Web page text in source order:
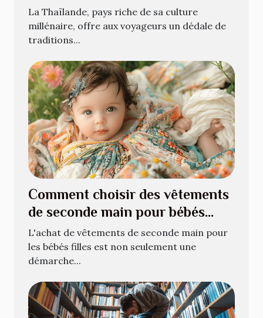
Thaïlande
La Thaïlande, pays riche de sa culture
millénaire, offre aux voyageurs un dédale de
traditions...
Comment choisir des vêtements
de seconde main pour bébés
filles
L'achat de vêtements de seconde main pour
les bébés filles est non seulement une
démarche...